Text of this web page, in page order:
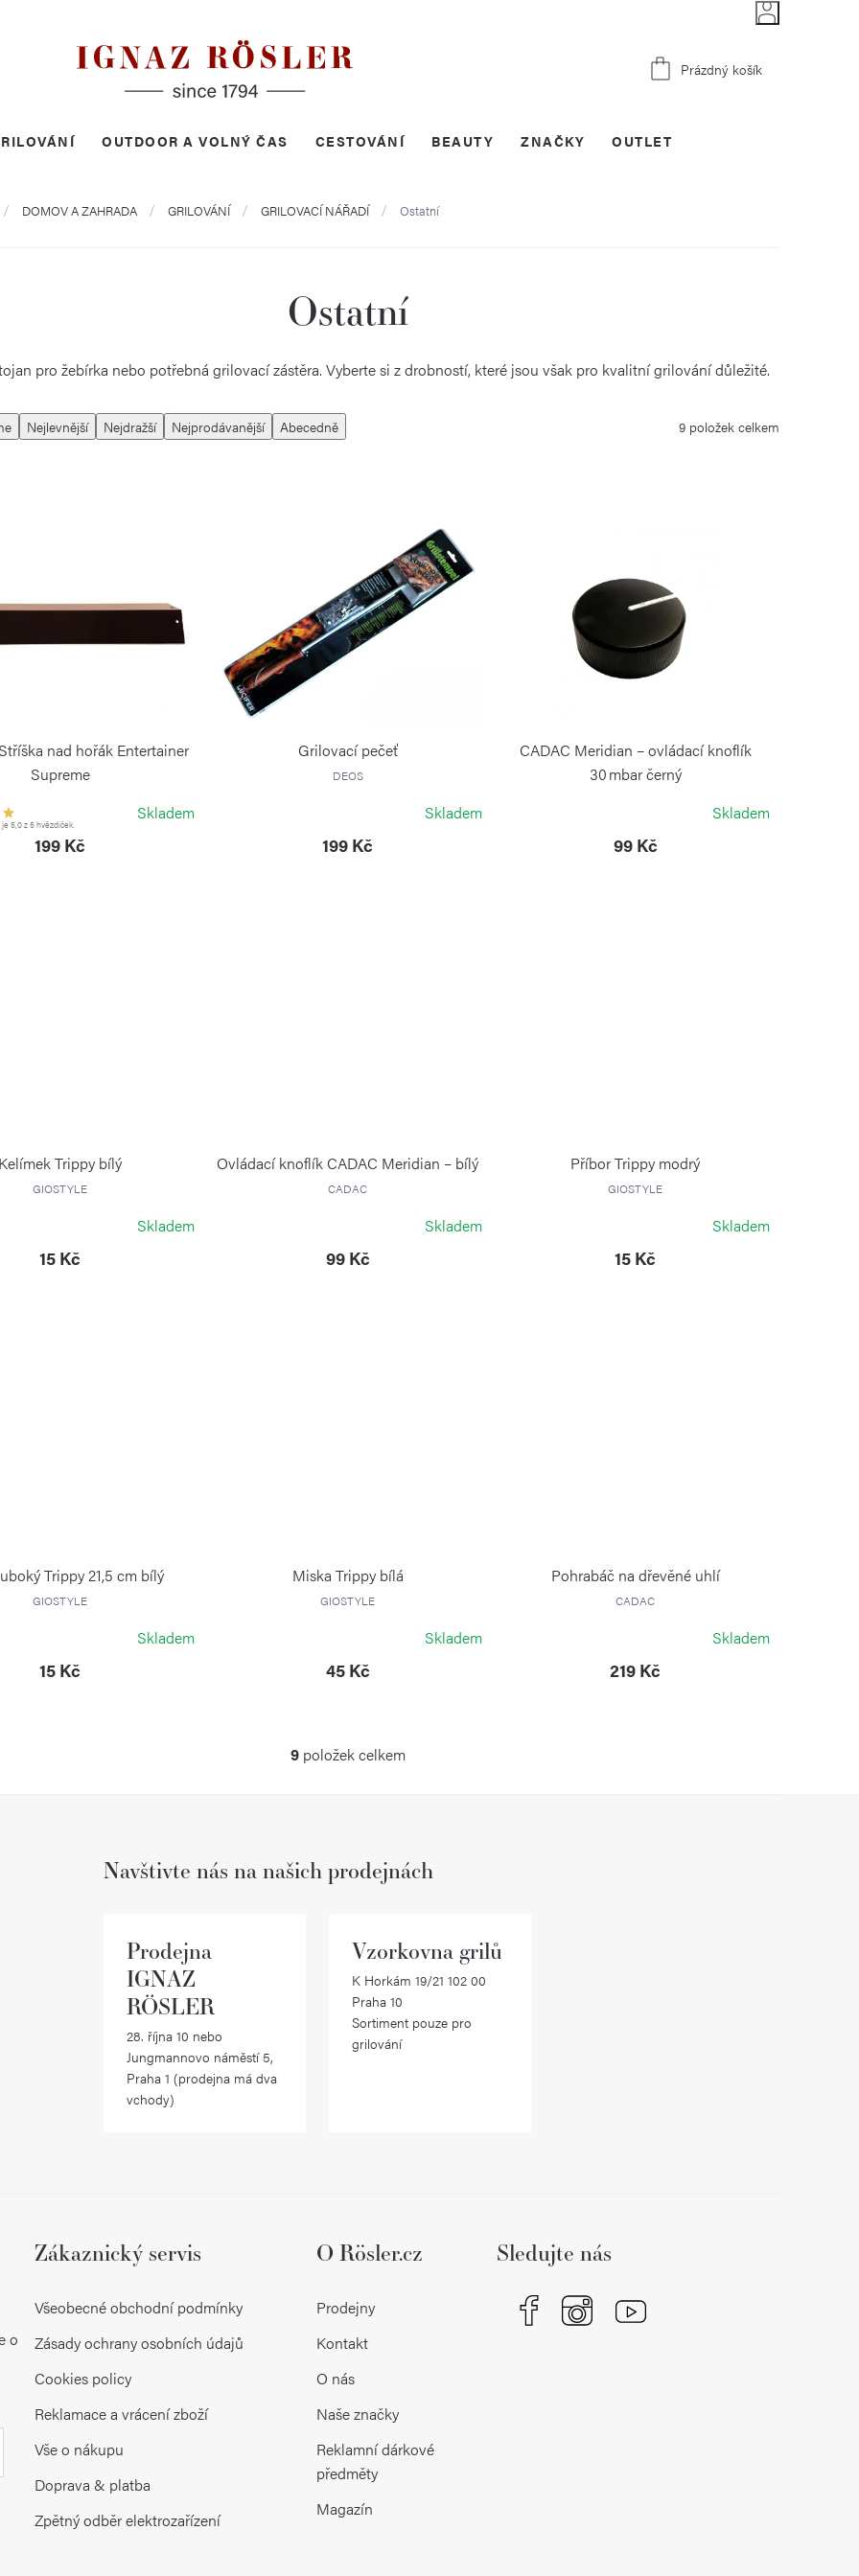
Nákupní
Prázdný košík
OUTDOOR A VOLNÝ ČAS CESTOVÁNÍ BEAUTY OUTLET
ZNAČKY
Domů DOMOV A ZAHRADA GRILOVÁNÍ GRILOVACÍ NÁŘADÍ Ostatní
Ostatní
pro žebírka nebo potřebná grilovací zástěra. Vyberte si z drobností, které jsou však pro kvalitní grilování důležité.
Nejlevnější Nejdražší Nejprodávanější Abecedně 9 položek celkem
nad hořák Entertainer
Supreme
5,0 z 5 hvězdiček.
Skladem
199 Kč
Grilovací pečeť
DEOS
Skladem
199 Kč
CADAC Meridian – ovládací knoflík
30 mbar černý
Skladem
99 Kč
Kelímek Trippy bílý
GIOSTYLE
Skladem
15 Kč
Ovládací knoflík CADAC Meridian – bílý
CADAC
Skladem
99 Kč
Příbor Trippy modrý
GIOSTYLE
Skladem
15 Kč
Trippy 21,5 cm bílý
GIOSTYLE
Skladem
15 Kč
Miska Trippy bílá
GIOSTYLE
Skladem
45 Kč
Pohrabáč na dřevěné uhlí
CADAC
Skladem
219 Kč
O
á
a
c
í
p
ý
i
s
u
9 položek celkem
Navštivte nás na našich prodejnách
Prodejna
IGNAZ
RÖSLER
28. října 10 nebo
Jungmannovo náměstí 5,
Praha 1 (prodejna má dva
vchody)
Vzorkovna grilů
K Horkám 19/21 102 00
Praha 10
Sortiment pouze pro
grilování
o
Zákaznický servis
Všeobecné obchodní podmínky
Zásady ochrany osobních údajů
Cookies policy
Reklamace a vrácení zboží
Vše o nákupu
Doprava & platba
Zpětný odběr elektrozařízení
O Rösler.cz
Prodejny
Kontakt
O nás
Naše značky
Reklamní dárkové
předměty
Magazín
Sledujte nás